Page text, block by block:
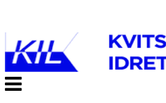
Veksle
navigasjon